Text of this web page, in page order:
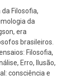
Filosofia,
da
era
brasileiros.
Filosofia,
Erro, Ilusão,
consciência e